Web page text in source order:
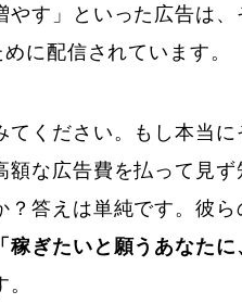
やす」といった広告は
に配信されています。
てください。もし本当
額な広告費を払って見
？答えは単純です。彼
「稼ぎたいと願うあなた